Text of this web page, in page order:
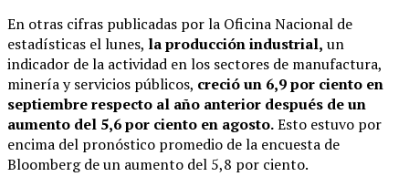
En otras cifras publicadas por la Oficina Nacional de
estadísticas el lunes, la producción industrial, un
indicador de la actividad en los sectores de manufactura,
minería y servicios públicos, creció un 6,9 por ciento en
septiembre respecto al año anterior después de un
aumento del 5,6 por ciento en agosto.Esto estuvo por
encima del pronóstico promedio de la encuesta de
Bloomberg de un aumento del 5,8 por ciento.